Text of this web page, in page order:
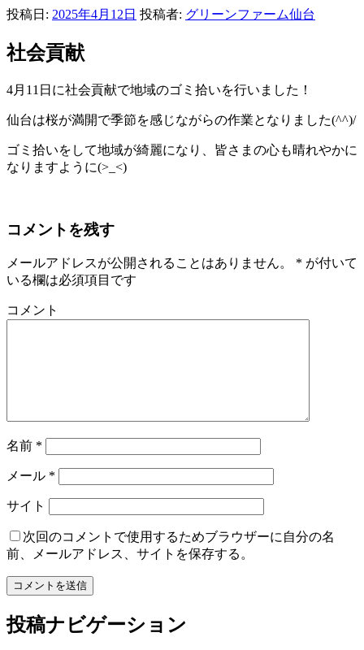
投稿日: 2025年4月12日 投稿者: グリーンファーム仙台
社会貢献
4月11日に社会貢献で地域のゴミ拾いを行いました！
仙台は桜が満開で季節を感じながらの作業となりました(^^)/
ゴミ拾いをして地域が綺麗になり、皆さまの心も晴れやかに
なりますように(>_<)
コメントを残す
メールアドレスが公開されることはありません。 * が付いて
いる欄は必須項目です
コメント
名前 *
メール *
サイト
次回のコメントで使用するためブラウザーに自分の名
前、メールアドレス、サイトを保存する。
投稿ナビゲーション